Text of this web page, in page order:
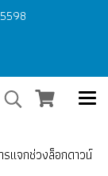
แจกช่วงล็อกดาวน์